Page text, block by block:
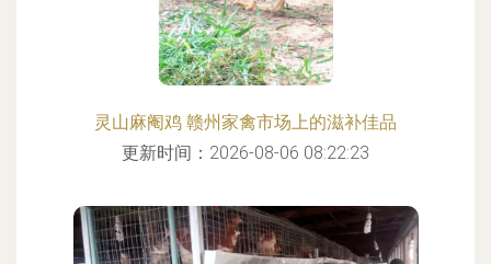
灵山麻阉鸡 赣州家禽市场上的滋补佳品
更新时间：2026-08-06 08:22:23